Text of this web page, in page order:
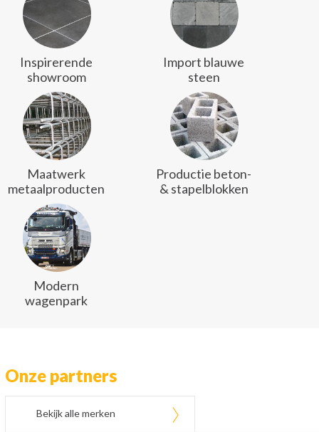
Inspirerende
showroom
Import blauwe
steen
Maatwerk
metaalproducten
Productie beton-
& stapelblokken
Modern
wagenpark
Onze partners
Bekijk alle merken